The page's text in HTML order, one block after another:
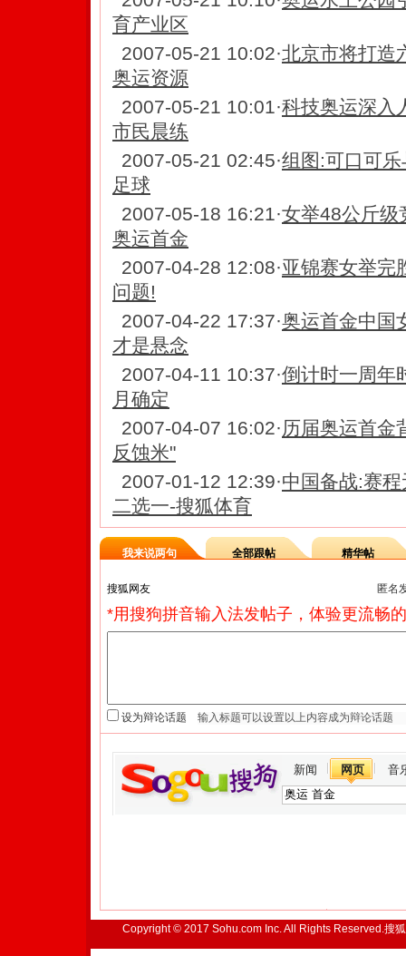
育产业区
2007-05-21 10:02·北京市将打造
奥运资源
2007-05-21 10:01·科技奥运深入
市民晨练
2007-05-21 02:45·组图:可口可
足球
2007-05-18 16:21·女举48公斤级
奥运首金
2007-04-28 12:08·亚锦赛女举完
问题!
2007-04-22 17:37·奥运首金中国
才是悬念
2007-04-11 10:37·倒计时一周年
月确定
2007-04-07 16:02·历届奥运首金
反蚀米"
2007-01-12 12:39·中国备战:赛
二选一-搜狐体育
我来说两句 全部跟帖 精华帖
匿名
*用搜狗拼音输入法发帖子，体验更流畅
设为辩论话题
新闻 网页 音
Copyright © 2017 Sohu.com Inc. All Rights Reserved.搜